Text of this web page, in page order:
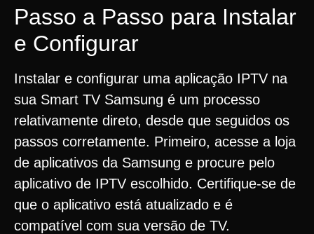
Passo a Passo para Instalar
e Configurar
Instalar e configurar uma aplicação IPTV na
sua Smart TV Samsung é um processo
relativamente direto, desde que seguidos os
passos corretamente. Primeiro, acesse a loja
de aplicativos da Samsung e procure pelo
aplicativo de IPTV escolhido. Certifique-se de
que o aplicativo está atualizado e é
compatível com sua versão de TV.